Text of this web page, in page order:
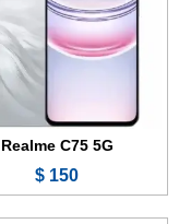
Realme C75 5G
150 $
الرام:12 أو 16 جيجابايت
الكاميرا:50 + 8 ميجابكسل
المعالج:Mediatek Dimensity 9400 Plus
البطارية والشحن السريع:
عرض الموصفات ←